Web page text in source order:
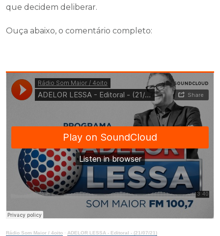
que decidem deliberar.
Ouça abaixo, o comentário completo:
Rádio Som Maior / 4oito · ADELOR LESSA - Editoral - (21/07/21)